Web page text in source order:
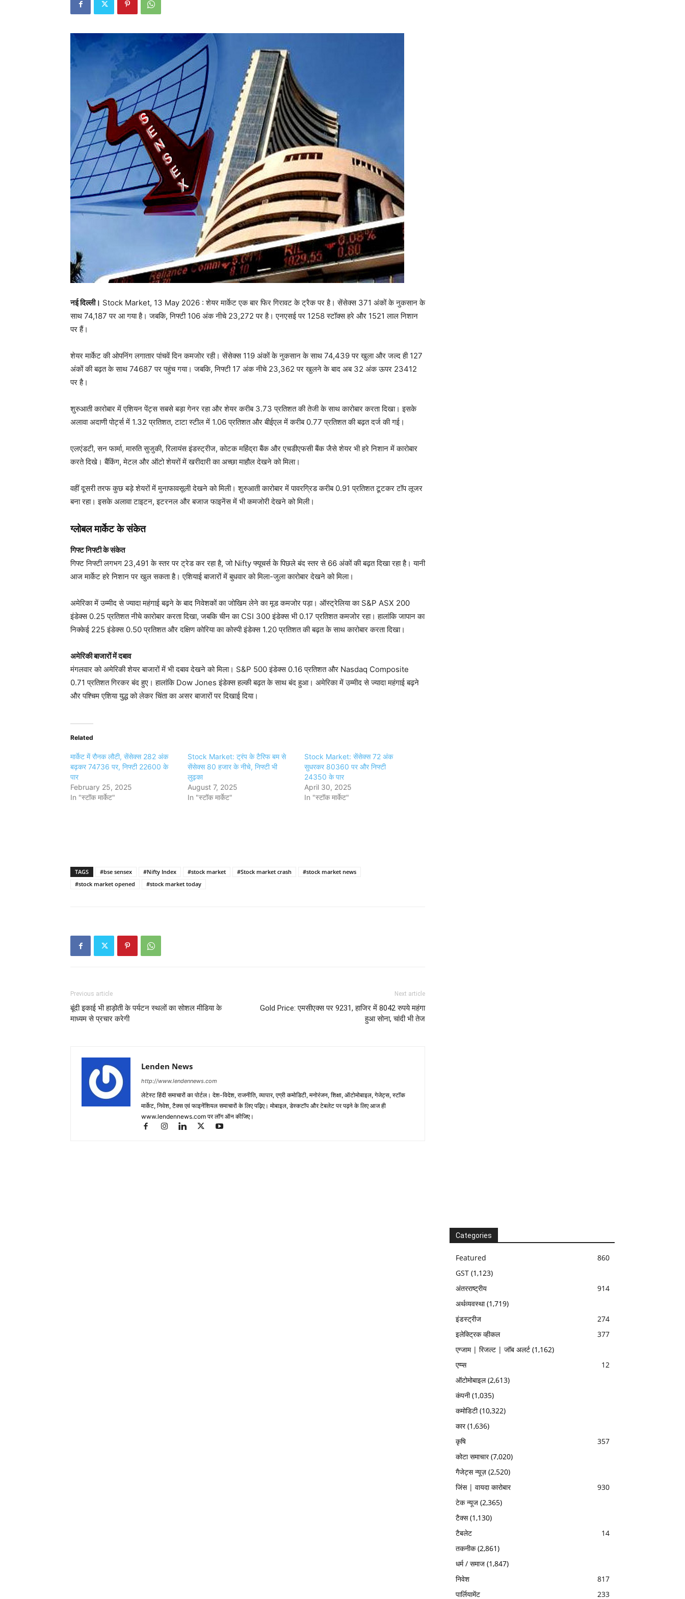
नई दिल्ली। Stock Market, 13 May 2026 : शेयर मार्केट एक बार फिर गिरावट के ट्रैक पर है। सेंसेक्स 371 अंकों के नुकसान के
साथ 74,187 पर आ गया है। जबकि, निफ्टी 106 अंक नीचे 23,272 पर है। एनएसई पर 1258 स्टॉक्स हरे और 1521 लाल निशान
पर हैं।
शेयर मार्केट की ओपनिंग लगातार पांचवें दिन कमजोर रही। सेंसेक्स 119 अंकों के नुकसान के साथ 74,439 पर खुला और जल्द ही 127
अंकों की बढ़त के साथ 74687 पर पहुंच गया। जबकि, निफ्टी 17 अंक नीचे 23,362 पर खुलने के बाद अब 32 अंक ऊपर 23412
पर है।
शुरुआती कारोबार में एशियन पेंट्स सबसे बड़ा गेनर रहा और शेयर करीब 3.73 प्रतिशत की तेजी के साथ कारोबार करता दिखा। इसके
अलावा अदाणी पोर्ट्स में 1.32 प्रतिशत, टाटा स्टील में 1.06 प्रतिशत और बीईएल में करीब 0.77 प्रतिशत की बढ़त दर्ज की गई।
एलएंडटी, सन फार्मा, मारुति सुजुकी, रिलायंस इंडस्ट्रीज, कोटक महिंद्रा बैंक और एचडीएफसी बैंक जैसे शेयर भी हरे निशान में कारोबार
करते दिखे। बैंकिंग, मेटल और ऑटो शेयरों में खरीदारी का अच्छा माहौल देखने को मिला।
वहीं दूसरी तरफ कुछ बड़े शेयरों में मुनाफावसूली देखने को मिली। शुरुआती कारोबार में पावरग्रिड करीब 0.91 प्रतिशत टूटकर टॉप लूजर
बना रहा। इसके अलावा टाइटन, इटरनल और बजाज फाइनेंस में भी कमजोरी देखने को मिली।
ग्लोबल मार्केट के संकेत
गिफ्ट निफ्टी के संकेत
गिफ्ट निफ्टी लगभग 23,491 के स्तर पर ट्रेड कर रहा है, जो Nifty फ्यूचर्स के पिछले बंद स्तर से 66 अंकों की बढ़त दिखा रहा है। यानी
आज मार्केट हरे निशान पर खुल सकता है। एशियाई बाजारों में बुधवार को मिला-जुला कारोबार देखने को मिला।
अमेरिका में उम्मीद से ज्यादा महंगाई बढ़ने के बाद निवेशकों का जोखिम लेने का मूड कमजोर पड़ा। ऑस्ट्रेलिया का S&P ASX 200
इंडेक्स 0.25 प्रतिशत नीचे कारोबार करता दिखा, जबकि चीन का CSI 300 इंडेक्स भी 0.17 प्रतिशत कमजोर रहा। हालांकि जापान का
निक्केई 225 इंडेक्स 0.50 प्रतिशत और दक्षिण कोरिया का कोस्पी इंडेक्स 1.20 प्रतिशत की बढ़त के साथ कारोबार करता दिखा।
अमेरिकी बाजारों में दबाव
मंगलवार को अमेरिकी शेयर बाजारों में भी दबाव देखने को मिला। S&P 500 इंडेक्स 0.16 प्रतिशत और Nasdaq Composite
0.71 प्रतिशत गिरकर बंद हुए। हालांकि Dow Jones इंडेक्स हल्की बढ़त के साथ बंद हुआ। अमेरिका में उम्मीद से ज्यादा महंगाई बढ़ने
और पश्चिम एशिया युद्ध को लेकर चिंता का असर बाजारों पर दिखाई दिया।
Related
मार्केट में रौनक लौटी, सेंसेक्स 282 अंक
बढ़कर 74736 पर, निफ्टी 22600 के
पार
February 25, 2025
In "स्टॉक मार्केट"
Stock Market: ट्रंप के टैरिफ बम से
सेंसेक्स 80 हजार के नीचे, निफ्टी भी
लुढ़का
August 7, 2025
In "स्टॉक मार्केट"
Stock Market: सेंसेक्स 72 अंक
सुधरकर 80360 पर और निफ्टी
24350 के पार
April 30, 2025
In "स्टॉक मार्केट"
TAGS #bse sensex #Nifty Index #stock market #Stock market crash
#stock market news
#stock market opened
#stock market today
Previous article
बूंदी इकाई भी हाड़ोती के पर्यटन स्थलों का सोशल मीडिया के
माध्यम से प्रचार करेगी
Next article
Gold Price: एमसीएक्स पर 9231, हाजिर में 8042 रुपये महंगा
हुआ सोना, चांदी भी तेज
Lenden News
http://www.lendennews.com
लेटेस्ट हिंदी समाचारों का पोर्टल। देश-विदेश, राजनीति, व्यापार, एग्री कमोडिटी, मनोरंजन, शिक्षा, ऑटोमोबाइल, गेजेट्स, स्टॉक
मार्केट, निवेश, टैक्स एवं फाइनेंशियल समाचारों के लिए पढ़िए। मोबाइल, डेस्कटॉप और टेबलेट पर पढ़ने के लिए आज ही
www.lendennews.com पर लॉग ऑन कीजिए।
Categories
Featured
860
GST (1,123)
अंतरराष्ट्रीय
914
अर्थव्यवस्था(1,719)
इंडस्ट्रीज
274
इलेक्ट्रिक व्हीकल
377
एग्जाम | रिजल्ट | जॉब अलर्ट (1,162)
एप्प्स
12
ऑटोमोबाइल(2,613)
कंपनी(1,035)
कमोडिटी(10,322)
कार(1,636)
कृषि
357
कोटा समाचार(7,020)
गैजेट्स न्यूज़ (2,520)
जिंस | वायदा कारोबार
930
टेक न्यूज (2,365)
टैक्स(1,130)
टैबलेट
14
तकनीक(2,861)
धर्म / समाज (1,847)
निवेश
817
पार्लियामेंट
233